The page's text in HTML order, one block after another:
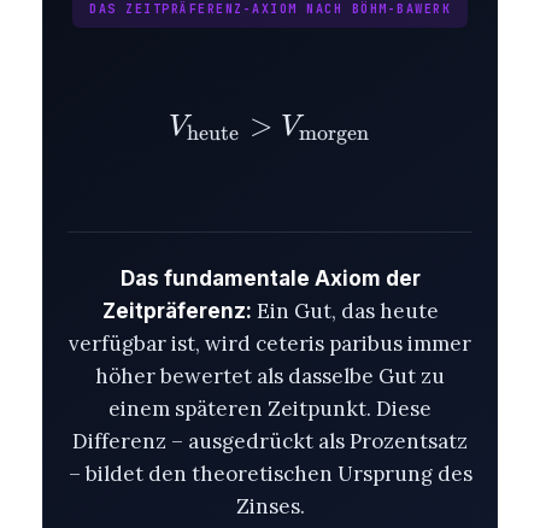
DAS ZEITPRÄFERENZ-AXIOM NACH BÖHM-BAWERK
V_{\text{heute}}
Vheute > Vmorgen
Das fundamentale Axiom der
Zeitpräferenz: Ein Gut, das heute
verfügbar ist, wird ceteris paribus immer
höher bewertet als dasselbe Gut zu
einem späteren Zeitpunkt. Diese
Differenz – ausgedrückt als Prozentsatz
– bildet den theoretischen Ursprung des
Zinses.